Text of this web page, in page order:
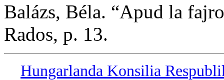
Balázs, Béla. “Apud la
Rados, p. 13.
Hungarlanda Konsilia